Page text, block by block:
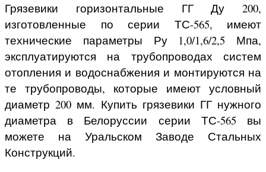
Грязевики горизонтальные ГГ Ду 200,
изготовленные по серии ТС-565, имеют
технические параметры Ру 1,0/1,6/2,5 Мпа,
эксплуатируются на трубопроводах систем
отопления и водоснабжения и монтируются на
те трубопроводы, которые имеют условный
диаметр 200 мм. Купить грязевики ГГ нужного
диаметра в Белоруссии серии ТС-565 вы
можете на Уральском Заводе Стальных
Конструкций.